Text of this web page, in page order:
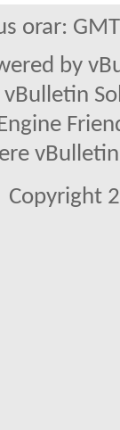
orar:
by
Copyright